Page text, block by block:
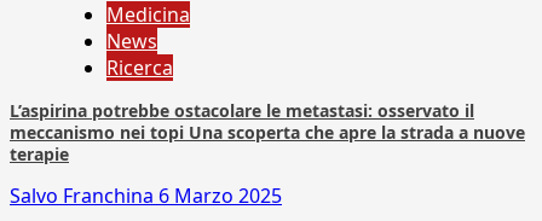
Medicina
News
Ricerca
L’aspirina potrebbe ostacolare le metastasi: osservato il
meccanismo nei topi Una scoperta che apre la strada a nuove
terapie
Salvo Franchina 6 Marzo 2025